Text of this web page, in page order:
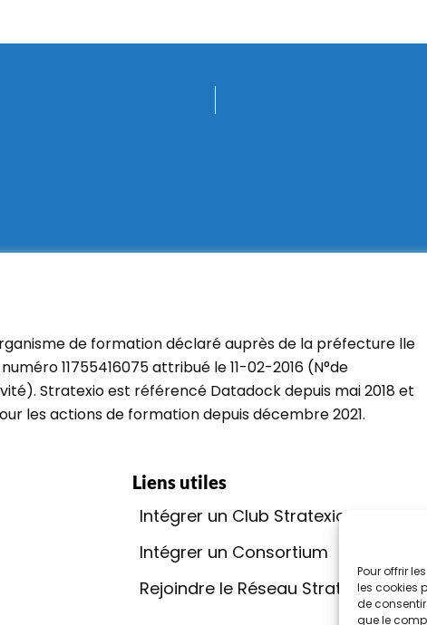
Pour offrir
les cookies
de
que le
de formation déclaré auprès de la préfecture lle
11755416075 attribué le 11-02-2016 (N°de
Stratexio est référencé Datadock depuis mai 2018 et
les actions de formation depuis décembre 2021.
Liens utiles
Intégrer un Club Stratexio
Intégrer un Consortium
Rejoindre le Réseau Stratexio